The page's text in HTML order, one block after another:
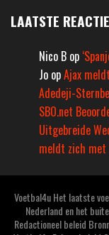
LAATSTE
Nico B op
Jo opAjax
Adedeji-
SBO.net
Uitgebreide
meldt zich met
Voetbal4u Het laatste
Nederland en het
Redactioneel beleid